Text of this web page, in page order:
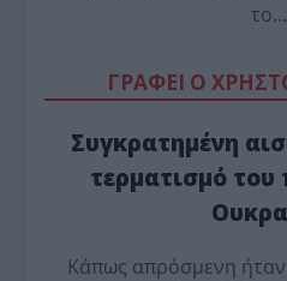
το…
ΓΡΑΦΕΙ Ο
Συγκρατημένη
τερματισμό
Κάπως απρόσμενη